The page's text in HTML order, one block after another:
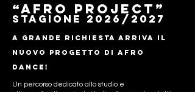
“Afro project”
Stagione 2026/2027
A grande richiesta arriva il
nuovo Progetto di Afro
dance!
Un percorso dedicato allo studio e